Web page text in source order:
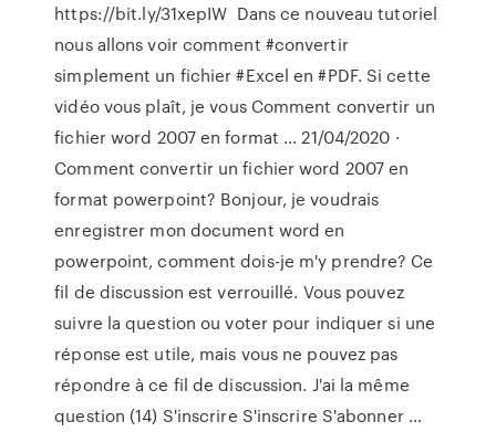
https://bit.ly/31xepIW ️ Dans ce nouveau tutoriel
nous allons voir comment #convertir
simplement un fichier #Excel en #PDF. Si cette
vidéo vous plaît, je vous Comment convertir un
fichier word 2007 en format ... 21/04/2020 ·
Comment convertir un fichier word 2007 en
format powerpoint? Bonjour, je voudrais
enregistrer mon document word en
powerpoint, comment dois-je m'y prendre? Ce
fil de discussion est verrouillé. Vous pouvez
suivre la question ou voter pour indiquer si une
réponse est utile, mais vous ne pouvez pas
répondre à ce fil de discussion. J'ai la même
question (14) S'inscrire S'inscrire S'abonner …